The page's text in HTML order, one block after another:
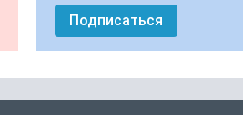
Подписаться